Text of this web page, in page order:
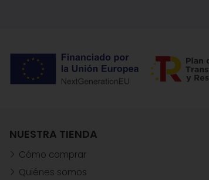
NUESTRA TIENDA
Cómo comprar
Quiénes somos